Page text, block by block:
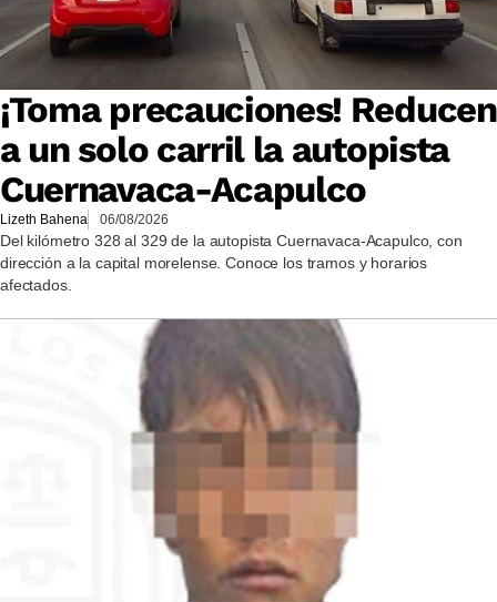
¡Toma precauciones! Reducen
a un solo carril la autopista
Cuernavaca-Acapulco
Lizeth Bahena 06/08/2026
Del kilómetro 328 al 329 de la autopista Cuernavaca-Acapulco, con
dirección a la capital morelense. Conoce los tramos y horarios
afectados.